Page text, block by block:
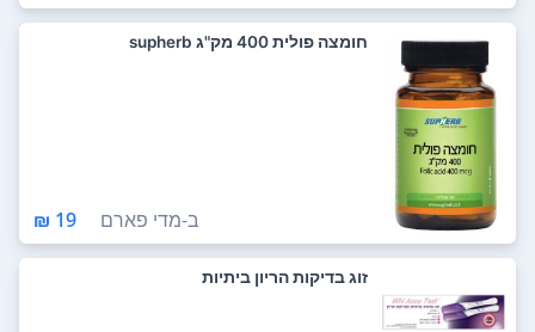
חומצה פולית 400 מק"ג supherb
ב-מדי פארם 19 ₪
זוג בדיקות הריון ביתיות